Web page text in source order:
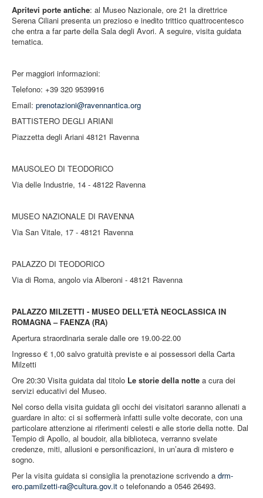
Apritevi porte antiche: al Museo Nazionale, ore 21 la direttrice
Serena Ciliani presenta un prezioso e inedito trittico quattrocentesco
che entra a far parte della Sala degli Avori. A seguire, visita guidata
tematica.
Per maggiori informazioni:
Telefono: +39 320 9539916
Email: prenotazioni@ravennantica.org
BATTISTERO DEGLI ARIANI
Piazzetta degli Ariani 48121 Ravenna
MAUSOLEO DI TEODORICO
Via delle Industrie, 14 - 48122 Ravenna
MUSEO NAZIONALE DI RAVENNA
Via San Vitale, 17 - 48121 Ravenna
PALAZZO DI TEODORICO
Via di Roma, angolo via Alberoni - 48121 Ravenna
PALAZZO MILZETTI - MUSEO DELL'ETÀ NEOCLASSICA IN
ROMAGNA – FAENZA (RA)
Apertura straordinaria serale dalle ore 19.00-22.00
Ingresso € 1,00 salvo gratuità previste e ai possessori della Carta
Milzetti
Ore 20:30 Visita guidata dal titolo Le storie della notte a cura dei
servizi educativi del Museo.
Nel corso della visita guidata gli occhi dei visitatori saranno allenati a
guardare in alto: ci si soffermerà infatti sulle volte decorate, con una
particolare attenzione ai riferimenti celesti e alle storie della notte. Dal
Tempio di Apollo, al boudoir, alla biblioteca, verranno svelate
credenze, miti, allusioni e personificazioni, in un’aura di mistero e
sogno.
Per la visita guidata si consiglia la prenotazione scrivendo a drm-
ero.pamilzetti-ra@cultura.gov.it o telefonando a 0546 26493.